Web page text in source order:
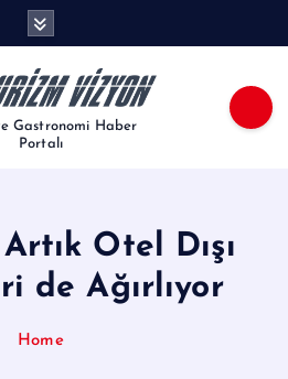
Gastronomi Haber
Portalı
Otel Dışı
de Ağırlıyor
Home